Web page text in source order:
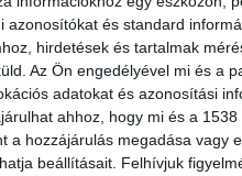
és standard
hirdetések és tartalmak
Az Ön engedélyével mi és a
adatokat és azonosítási
ahhoz, hogy mi és a
a hozzájárulás megadása vagy
beállításait. Felhívjuk